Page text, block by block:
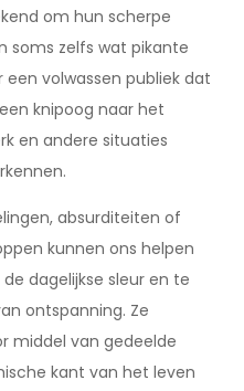
om hun scherpe
soms zelfs wat pikante
een volwassen publiek dat
knipoog naar het
en andere situaties
absurditeiten of
kunnen ons helpen
dagelijkse sleur en te
ontspanning. Ze
middel van gedeelde
kant van het leven